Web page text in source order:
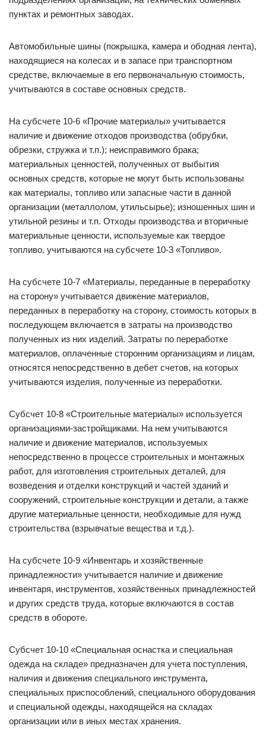
пунктах и ремонтных заводах.
Автомобильные шины (покрышка, камера и ободная лента),
находящиеся на колесах и в запасе при транспортном
средстве, включаемые в его первоначальную стоимость,
учитываются в составе основных средств.
На субсчете 10-6 «Прочие материалы» учитывается
наличие и движение отходов производства (обрубки,
обрезки, стружка и т.п.); неисправимого брака;
материальных ценностей, полученных от выбытия
основных средств, которые не могут быть использованы
как материалы, топливо или запасные части в данной
организации (металлолом, утильсырье); изношенных шин и
утильной резины и т.п. Отходы производства и вторичные
материальные ценности, используемые как твердое
топливо, учитываются на субсчете 10-3 «Топливо».
На субсчете 10-7 «Материалы, переданные в переработку
на сторону» учитывается движение материалов,
переданных в переработку на сторону, стоимость которых в
последующем включается в затраты на производство
полученных из них изделий. Затраты по переработке
материалов, оплаченные сторонним организациям и лицам,
относятся непосредственно в дебет счетов, на которых
учитываются изделия, полученные из переработки.
Субсчет 10-8 «Строительные материалы» используется
организациями-застройщиками. На нем учитываются
наличие и движение материалов, используемых
непосредственно в процессе строительных и монтажных
работ, для изготовления строительных деталей, для
возведения и отделки конструкций и частей зданий и
сооружений, строительные конструкции и детали, а также
другие материальные ценности, необходимые для нужд
строительства (взрывчатые вещества и т.д.).
На субсчете 10-9 «Инвентарь и хозяйственные
принадлежности» учитывается наличие и движение
инвентаря, инструментов, хозяйственных принадлежностей
и других средств труда, которые включаются в состав
средств в обороте.
Субсчет 10-10 «Специальная оснастка и специальная
одежда на складе» предназначен для учета поступления,
наличия и движения специального инструмента,
специальных приспособлений, специального оборудования
и специальной одежды, находящейся на складах
организации или в иных местах хранения.